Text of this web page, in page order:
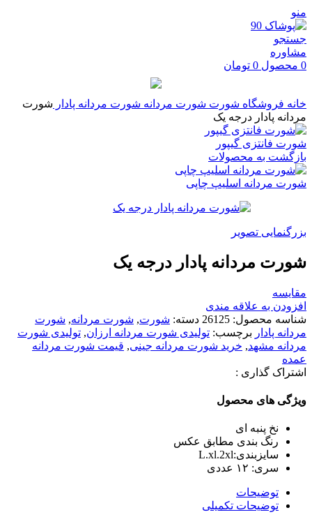
منو
جستجو
مشاوره
0 محصول 0 تومان
خانه فروشگاه شورت شورت مردانه شورت مردانه پادار شورت
مردانه پادار درجه یک
شورت فانتزی گیپور
بازگشت به محصولات
شورت مردانه اسلیپ چاپی
بزرگنمایی تصویر
شورت مردانه پادار درجه یک
مقایسه
افزودن به علاقه مندی
شناسه محصول: 26125 دسته: شورت, شورت مردانه, شورت
مردانه پادار برچسب: تولیدی شورت مردانه ارزان, تولیدی شورت
مردانه مشهد, خرید شورت مردانه جینی, قیمت شورت مردانه
عمده
اشتراک گذاری :
ویژگی های محصول
نخ پنبه ای
رنگ بندی مطابق عکس
سایزبندی:L.xl.2xl
سری: ١٢ عددی
توضیحات
توضیحات تکمیلی